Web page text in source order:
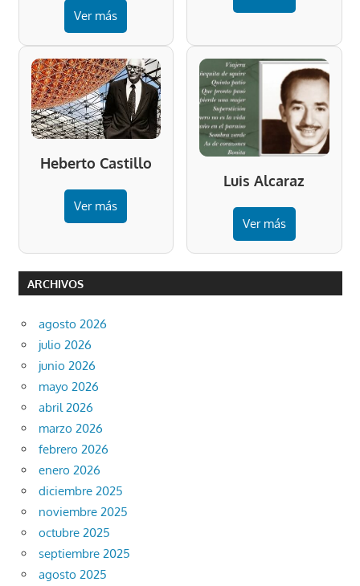
Ver más
Heberto Castillo
Ver más
Luis Alcaraz
Ver más
ARCHIVOS
agosto 2026
julio 2026
junio 2026
mayo 2026
abril 2026
marzo 2026
febrero 2026
enero 2026
diciembre 2025
noviembre 2025
octubre 2025
septiembre 2025
agosto 2025